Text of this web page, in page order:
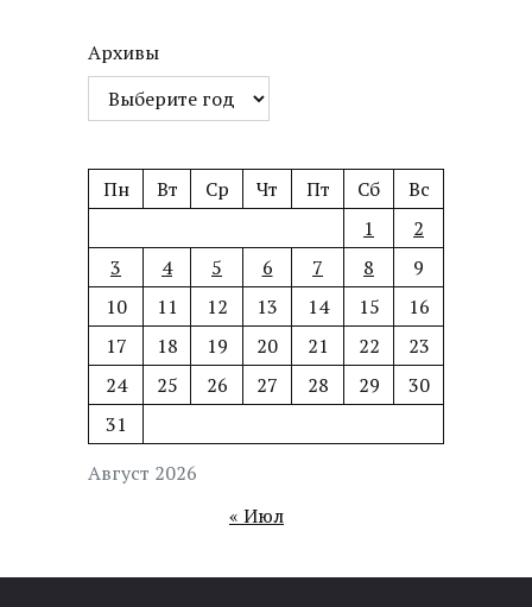
Архивы
Август 2026
Пн Вт Ср Чт Пт Сб
Вс
1
2
3
4 5 6 7 8
9
10
11 12 13 14 15
16
17
18 19 20 21 22
23
24
25 26 27 28 29
30
31
« Июл